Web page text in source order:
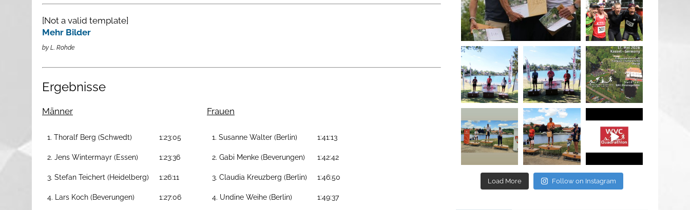
[Not a valid template]
Mehr Bilder
by L. Rohde
Ergebnisse
Männer
1. Thoralf Berg (Schwedt) 1:23:05
2. Jens Wintermayr (Essen) 1:23:36
3. Stefan Teichert (Heidelberg) 1:26:11
4. Lars Koch (Beverungen) 1:27:06
Frauen
1. Susanne Walter (Berlin) 1:41:13
2. Gabi Menke (Beverungen) 1:42:42
3. Claudia Kreuzberg (Berlin) 1:46:50
4. Undine Weihe (Berlin) 1:49:37
May 26
quadrathlon
May 3 May 3
quadrathlon
Jan 27
quadrathlon
Jul 6
Load More Follow on Instagram